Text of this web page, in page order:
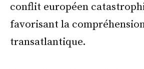
conflit européen
favorisant la
transatlantique.